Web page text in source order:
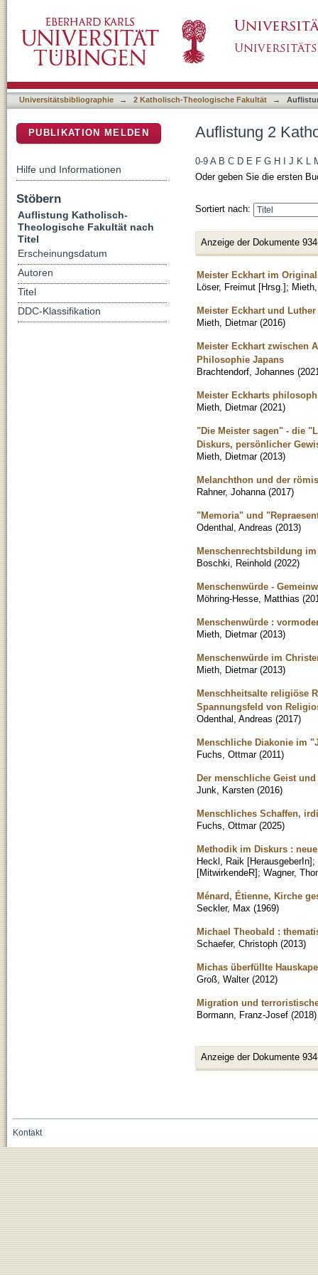
Universitätsbibliographie → 2 Katholisch-Theologische Fakultät →
Auflistung 2
0-9 A B C D E F G H J K L
Oder geben Sie die ersten
Sortiert nach:
Anzeige der Dokumente
Meister Eckhart im Original
Löser, Freimut [Hrsg.];
Meister Eckhart und
Mieth, Dietmar (2016)
Meister Eckhart zwischen
Philosophie Japans
Brachtendorf, Johannes (
Meister Eckharts
Mieth, Dietmar (2021)
"Die Meister sagen" - die
Diskurs, persönlicher
Mieth, Dietmar (2013)
Melanchthon und der
Rahner, Johanna (2017)
"Memoria" und
Odenthal, Andreas (2013)
Menschenrechtsbildung
Boschki, Reinhold (2022)
Menschenwürde -
Möhring-Hesse, Matthias (
Menschenwürde :
Mieth, Dietmar (2013)
Menschenwürde im
Mieth, Dietmar (2013)
Menschheitsalte religiöse
Spannungsfeld von
Odenthal, Andreas (2017)
Menschliche Diakonie im
Fuchs, Ottmar (2011)
Der menschliche Geist
Junk, Karsten (2016)
Menschliches Schaffen,
Fuchs, Ottmar (2025)
Methodik im Diskurs :
Heckl, Raik [HerausgeberIn];
[MitwirkendeR]; Wagner,
Ménard, Étienne, Kirche
Seckler, Max (1969)
Michael Theobald :
Schaefer, Christoph (2013)
Michas überfüllte
Groß, Walter (2012)
Migration und
Bormann, Franz-Josef (2018)
Anzeige der Dokumente
PUBLIKATION MELDEN
Hilfe und Informationen
Stöbern
Auflistung Katholisch-
Theologische Fakultät nach
Titel
Erscheinungsdatum
Autoren
Titel
DDC-Klassifikation
Kontakt